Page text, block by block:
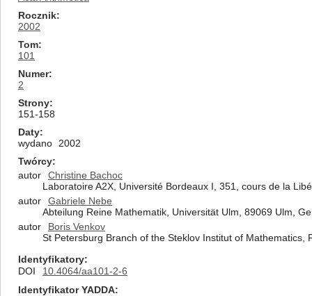
Rocznik
2002
Tom
101
Numer
2
Strony
151-158
Daty
wydano
2002
Twórcy
autor
Christine Bachoc
Laboratoire A2X, Université Bordeaux I, 351, cours de la
autor
Gabriele Nebe
Abteilung Reine Mathematik, Universität Ulm, 89069 Ulm,
autor
Boris Venkov
St Petersburg Branch of the Steklov Institut of Mathematics,
Identyfikatory
DOI
10.4064/aa101-2-6
Identyfikator YADDA